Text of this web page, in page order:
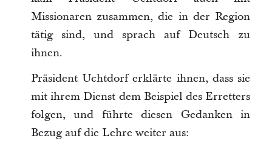
Missionaren zusammen, die in der Region
tätig sind, und sprach auf Deutsch zu
ihnen.
Präsident Uchtdorf erklärte ihnen, dass sie
mit ihrem Dienst dem Beispiel des Erretters
folgen, und führte diesen Gedanken in
Bezug auf die Lehre weiter aus: